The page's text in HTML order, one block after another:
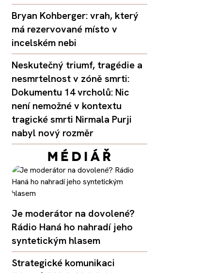
Bryan Kohberger: vrah, který
má rezervované místo v
incelském nebi
Neskutečný triumf, tragédie a
nesmrtelnost v zóně smrti:
Dokumentu 14 vrcholů: Nic
není nemožné v kontextu
tragické smrti Nirmala Purji
nabyl nový rozměr
Je moderátor na dovolené?
Rádio Haná ho nahradí jeho
syntetickým hlasem
Strategické komunikaci